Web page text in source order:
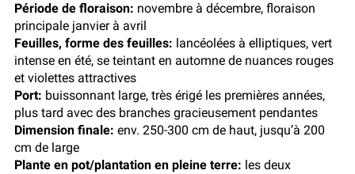
Période de floraison: novembre à décembre, floraison
principale janvier à avril
Feuilles, forme des feuilles: lancéolées à elliptiques, vert
intense en été, se teintant en automne de nuances rouges
et violettes attractives
Port: buissonnant large, très érigé les premières années,
plus tard avec des branches gracieusement pendantes
Dimension finale: env. 250-300 cm de haut, jusqu’à 200
cm de large
Plante en pot/plantation en pleine terre: les deux